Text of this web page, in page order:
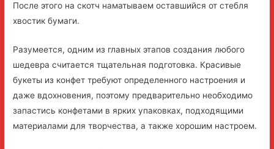
После этого на скотч наматываем оставшийся от стебля
хвостик бумаги.
Разумеется, одним из главных этапов создания любого
шедевра считается тщательная подготовка. Красивые
букеты из конфет требуют определенного настроения и
даже вдохновения, поэтому предварительно необходимо
запастись конфетами в ярких упаковках, подходящими
материалами для творчества, а также хорошим настроем.